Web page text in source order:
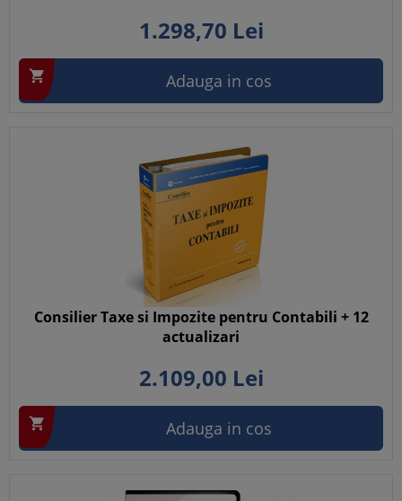
1.298,70 Lei
 Adauga in cos
Consilier Taxe si Impozite pentru Contabili + 12
actualizari
2.109,00 Lei
 Adauga in cos